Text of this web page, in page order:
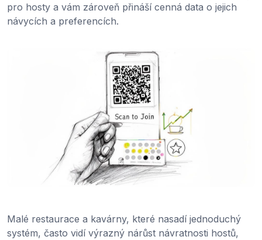
pro hosty a vám zároveň přináší cenná data o jejich
návycích a preferencích.
Malé restaurace a kavárny, které nasadí jednoduchý
systém, často vidí výrazný nárůst návratnosti hostů,